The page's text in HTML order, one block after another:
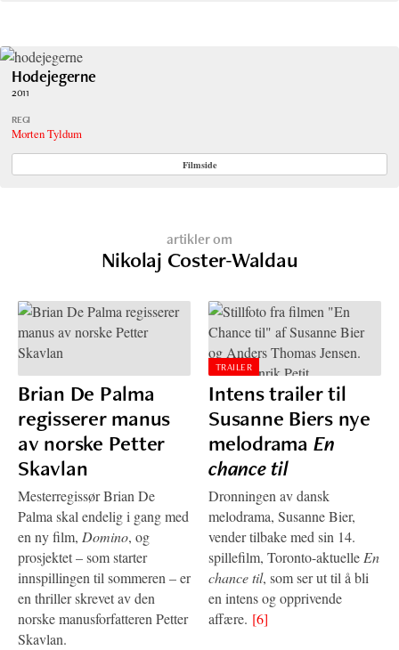
Hodejegerne
2011
REGI
Morten Tyldum
Filmside
artikler om
Nikolaj Coster-Waldau
Brian De Palma
regisserer manus
av norske Petter
Skavlan
Mesterregissør Brian De
Palma skal endelig i gang med
en ny film, Domino, og
prosjektet – som starter
innspillingen til sommeren – er
en thriller skrevet av den
norske manusforfatteren Petter
Skavlan.
TRAILER
Intens trailer til
Susanne Biers nye
melodrama En
chance til
Dronningen av dansk
melodrama, Susanne Bier,
vender tilbake med sin 14.
spillefilm, Toronto-aktuelleEn
chance til, som ser ut til å bli
en intens og opprivende
affære. [6]